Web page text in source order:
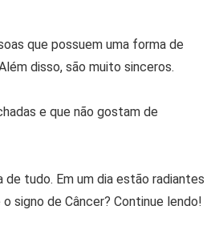
que possuem uma forma de
disso, são muito sinceros.
e que não gostam de
tudo. Em um dia estão radiantes
signo de Câncer? Continue lendo!